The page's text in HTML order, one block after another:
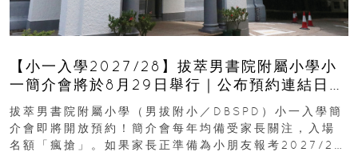
【小一入學2027/28】拔萃男書院附屬小學小
一簡介會將於8月29日舉行｜公布預約連結日期
｜更設有網上重溫
拔萃男書院附屬小學（男拔附小／DBSPD）小一入學簡
介會即將開放預約！簡介會每年均備受家長關注，入場
名額「瘋搶」。如果家長正準備為小朋友報考2027/28